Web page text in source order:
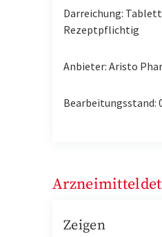
Darreichung:
Rezeptpflichtig
Anbieter: Aristo
Bearbeitungsstand:
Zeigen